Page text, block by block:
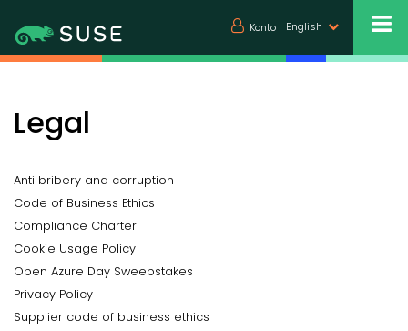
Konto English
Legal
Anti bribery and corruption
Code of Business Ethics
Compliance Charter
Cookie Usage Policy
Open Azure Day Sweepstakes
Privacy Policy
Supplier code of business ethics